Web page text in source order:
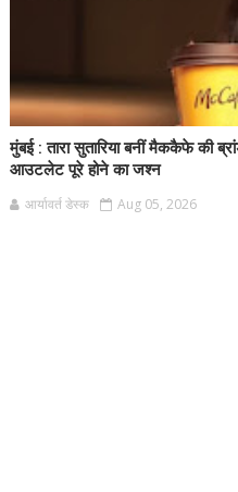
मुंबई : तारा सुतारिया बनीं मैककैफे की
आउटलेट पूरे होने का जश्न
आर्यावर्त डेस्क Aug 05, 2026